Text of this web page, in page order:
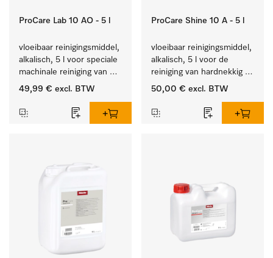
ProCare Lab 10 AO - 5 l
vloeibaar reinigingsmiddel,
alkalisch, 5 l voor speciale
machinale reiniging van
laboratoriumglaswerk en -
49,99 € excl. BTW
ProCare Shine 10 A - 5 l
vloeibaar reinigingsmiddel,
alkalisch, 5 l voor de
reiniging van hardnekkig
vuil op serviesgoed,
50,00 € excl. BTW